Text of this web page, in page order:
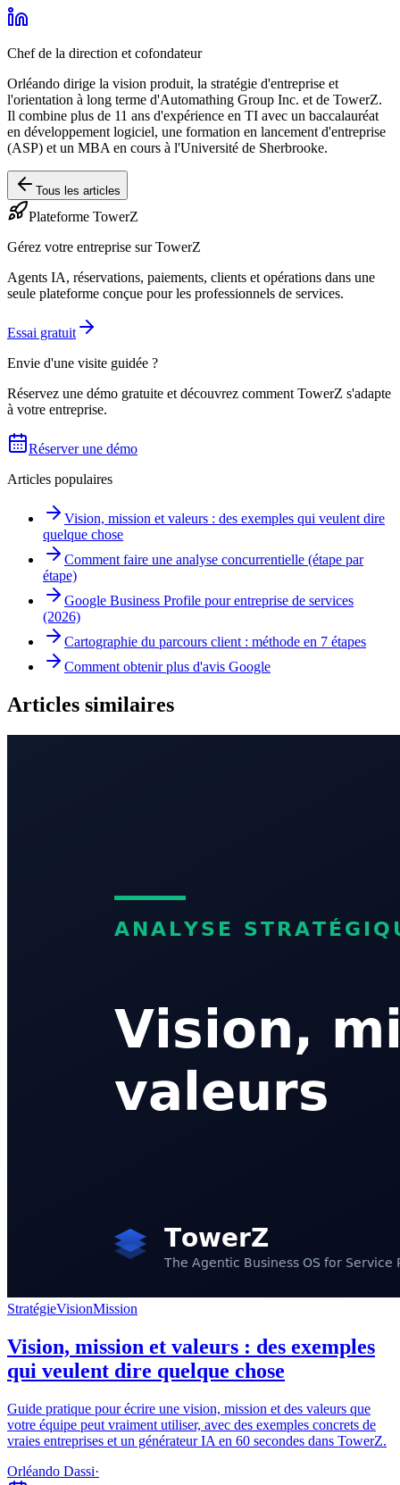
Chef de la direction et cofondateur
Orléando dirige la vision produit, la stratégie d'entreprise et
l'orientation à long terme d'Automathing Group Inc. et de TowerZ.
Il combine plus de 11 ans d'expérience en TI avec un baccalauréat
en développement logiciel, une formation en lancement d'entreprise
(ASP) et un MBA en cours à l'Université de Sherbrooke.
Tous les articles
Plateforme TowerZ
Gérez votre entreprise sur TowerZ
Agents IA, réservations, paiements, clients et opérations dans une
seule plateforme conçue pour les professionnels de services.
Essai gratuit
Envie d'une visite guidée ?
Réservez une démo gratuite et découvrez comment TowerZ s'adapte
à votre entreprise.
Réserver une démo
Articles populaires
Vision, mission et valeurs : des exemples qui veulent dire
quelque chose
Comment faire une analyse concurrentielle (étape par
étape)
Google Business Profile pour entreprise de services
(2026)
Cartographie du parcours client : méthode en 7 étapes
Comment obtenir plus d'avis Google
Articles similaires
StratégieVisionMission
Vision, mission et valeurs : des exemples
qui veulent dire quelque chose
Guide pratique pour écrire une vision, mission et des valeurs que
votre équipe peut vraiment utiliser, avec des exemples concrets de
vraies entreprises et un générateur IA en 60 secondes dans TowerZ.
Orléando Dassi·